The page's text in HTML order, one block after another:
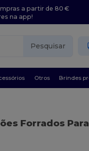
a partir de 80 €
na app!
Pesquisar
Otros Brindes
Forrados